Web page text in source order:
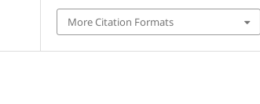
More Citation Formats